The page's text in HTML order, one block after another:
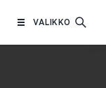
VALIKKO